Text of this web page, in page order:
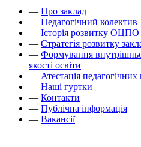
— Про заклад
— Педагогічний колектив
— Історія розвитку
— Стратегія розвитку
— Формування
якості освіти
— Атестація педагогічних
— Наші гуртки
— Контакти
— Публічна інформація
— Вакансії